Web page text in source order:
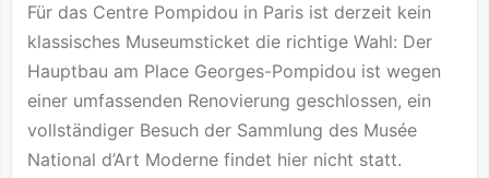
Für das Centre Pompidou in Paris ist derzeit kein
klassisches Museumsticket die richtige Wahl: Der
Hauptbau am Place Georges-Pompidou ist wegen
einer umfassenden Renovierung geschlossen, ein
vollständiger Besuch der Sammlung des Musée
National d’Art Moderne findet hier nicht statt.